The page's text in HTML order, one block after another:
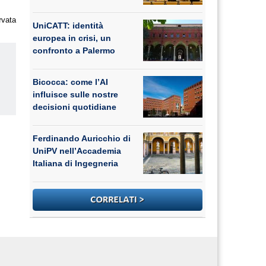
UniCATT: identità
europea in crisi, un
confronto a Palermo
Bicocca: come l’AI
influisce sulle nostre
decisioni quotidiane
Ferdinando Auricchio di
UniPV nell’Accademia
Italiana di Ingegneria